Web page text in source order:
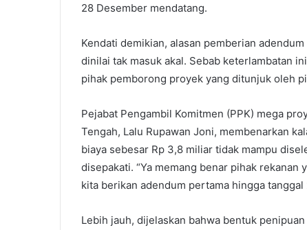
28 Desember mendatang.
Kendati demikian, alasan pemberian
dinilai tak masuk akal. Sebab keterlambatan
pihak pemborong proyek yang ditunjuk oleh
Pejabat Pengambil Komitmen (PPK) mega
Tengah, Lalu Rupawan Joni, membenarkan
biaya sebesar Rp 3,8 miliar tidak mampu
disepakati. “Ya memang benar pihak rekanan
kita berikan adendum pertama hingga
Lebih jauh, dijelaskan bahwa bentuk